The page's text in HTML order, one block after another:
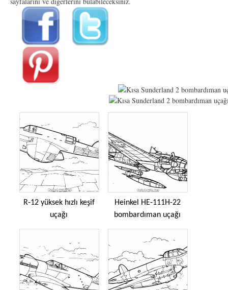
R-12 yüksek hızlı keşif
uçağı
Heinkel HE-111H-22
bombardıman uçağı